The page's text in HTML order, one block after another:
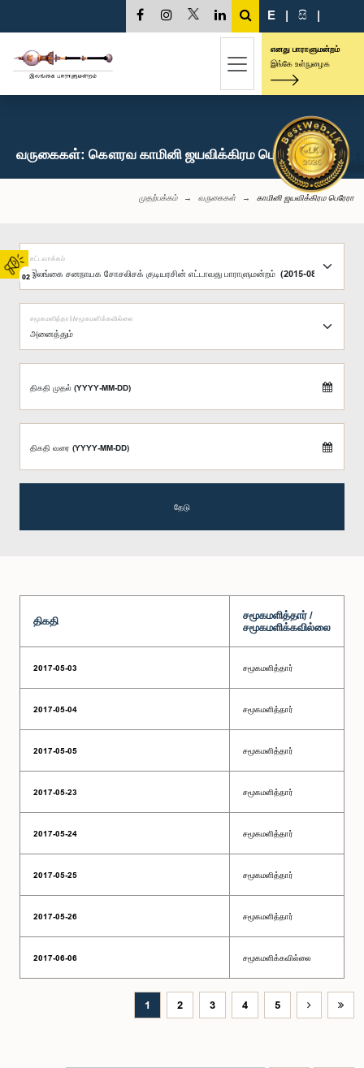
02
E | සි |
எனது பாராளுமன்றம்
இங்கே உள்நுழைக
வருகைகள்: கௌரவ காமினி ஜயவிக்கிரம பெரேரா, பா.உ.
முதற்பக்கம் வருகைகள் காமினி ஜயவிக்கிரம பெரேரா
சட்டவாக்கம்
சமூகமளித்தார்/சமூகமளிக்கவில்லை
திகதி முதல் (YYYY-MM-DD)
திகதி வரை (YYYY-MM-DD)
தேடு
திகதி
சமூகமளித்தார் /
சமூகமளிக்கவில்லை
2017-05-03 சமூகமளித்தார்
2017-05-04 சமூகமளித்தார்
2017-05-05 சமூகமளித்தார்
2017-05-23 சமூகமளித்தார்
2017-05-24 சமூகமளித்தார்
2017-05-25 சமூகமளித்தார்
2017-05-26 சமூகமளித்தார்
2017-06-06 சமூகமளிக்கவில்லை
1 2 3 4 5